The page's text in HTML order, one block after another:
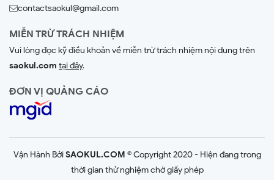
contactsaokul@gmail.com
MIỄN TRỪ TRÁCH NHIỆM
Vui lòng đọc kỹ điều khoản về miễn trừ trách nhiệm nội dung trên
saokul.com tại đây.
ĐƠN VỊ QUẢNG CÁO
Vận Hành BởiSAOKUL.COM © Copyright 2020 - Hiện đang trong
thời gian thử nghiệm chờ giấy phép